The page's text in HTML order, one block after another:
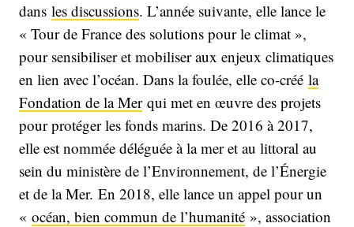
dans les discussions. L’année suivante, elle lance le
« Tour de France des solutions pour le climat »,
pour sensibiliser et mobiliser aux enjeux climatiques
en lien avec l’océan. Dans la foulée, elle co-créé la
Fondation de la Merqui met en œuvre des projets
pour protéger les fonds marins. De 2016 à 2017,
elle est nommée déléguée à la mer et au littoral au
sein du ministère de l’Environnement, de l’Énergie
et de la Mer. En 2018, elle lance un appel pour un
« océan, bien commun de l’humanité », association